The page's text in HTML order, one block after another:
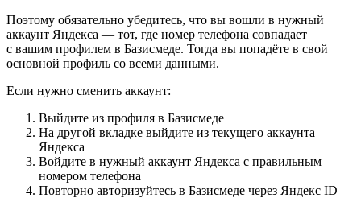
Поэтому обязательно убедитесь, что вы вошли в нужный
аккаунт Яндекса — тот, где номер телефона совпадает
с вашим профилем в Базисмеде. Тогда вы попадёте в свой
основной профиль со всеми данными.
Если нужно сменить аккаунт:
Выйдите из профиля в Базисмеде
На другой вкладке выйдите из текущего аккаунта
Яндекса
Войдите в нужный аккаунт Яндекса с правильным
номером телефона
Повторно авторизуйтесь в Базисмеде через Яндекс ID